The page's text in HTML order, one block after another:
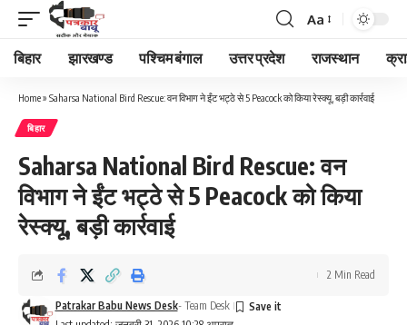
Font
Resizer
Aa
बिहार झारखण्ड पश्चिम बंगाल उत्तर प्रदेश राजस्थान
Home» Saharsa National Bird Rescue: वन विभाग ने ईंट भट्ठे से 5 Peacock को किया रेस्क्यू, बड़ी कार्रवाई
बिहार
Saharsa National Bird Rescue: वन
विभाग ने ईंट भट्ठे से 5 Peacock को किया
रेस्क्यू, बड़ी कार्रवाई
Patrakar Babu News Desk- Team Desk
2 Min Read